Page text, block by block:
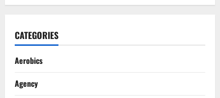
CATEGORIES
Aerobics
Agency